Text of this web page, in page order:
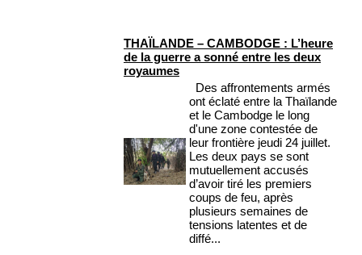
THAÏLANDE – CAMBODGE : L’heure
de la guerre a sonné entre les deux
royaumes
Des affrontements armés
ont éclaté entre la Thaïlande
et le Cambodge le long
d'une zone contestée de
leur frontière jeudi 24 juillet.
Les deux pays se sont
mutuellement accusés
d’avoir tiré les premiers
coups de feu, après
plusieurs semaines de
tensions latentes et de
diffé...